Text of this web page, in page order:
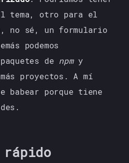
tema, otro para el
sé, un formulario
podemos
de npmy
proyectos. A mí
babear porque tiene